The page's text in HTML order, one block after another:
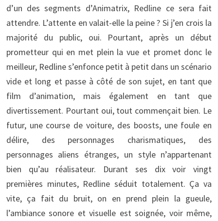
d’un des segments d’Animatrix, Redline ce sera fait
attendre. L’attente en valait-elle la peine ? Si j’en crois la
majorité du public, oui. Pourtant, après un début
prometteur qui en met plein la vue et promet donc le
meilleur, Redline s’enfonce petit à petit dans un scénario
vide et long et passe à côté de son sujet, en tant que
film d’animation, mais également en tant que
divertissement. Pourtant oui, tout commençait bien. Le
futur, une course de voiture, des boosts, une foule en
délire, des personnages charismatiques, des
personnages aliens étranges, un style n’appartenant
bien qu’au réalisateur. Durant ses dix voir vingt
premières minutes, Redline séduit totalement. Ça va
vite, ça fait du bruit, on en prend plein la gueule,
l’ambiance sonore et visuelle est soignée, voir même,